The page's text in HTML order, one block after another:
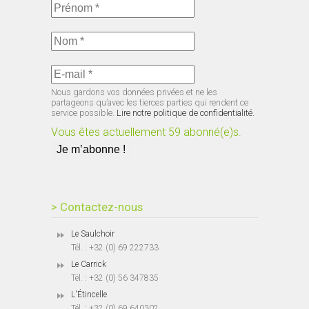
Nous gardons vos données privées et ne les
partageons qu’avec les tierces parties qui rendent ce
service possible. Lire notre politique de confidentialité.
Vous êtes actuellement 59 abonné(e)s.
> Contactez-nous
Le Saulchoir
Tél. : +32 (0) 69 222733
Le Carrick
Tél. : +32 (0) 56 347835
L'Étincelle